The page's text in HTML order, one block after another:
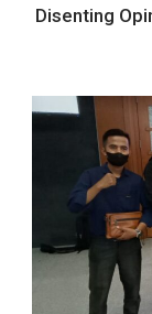
Disenting